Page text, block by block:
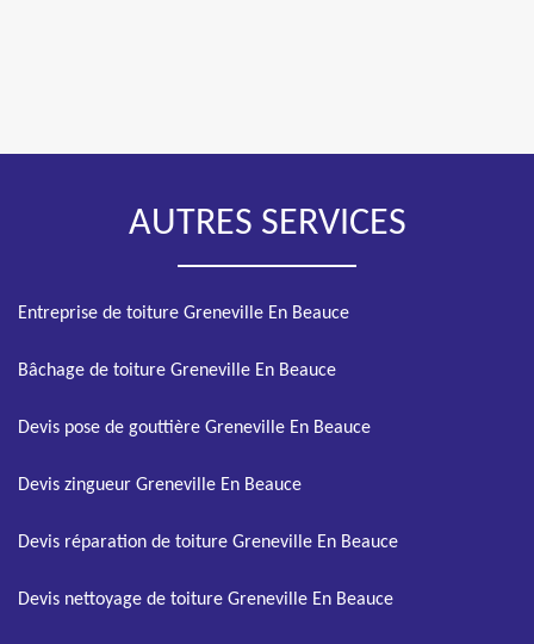
AUTRES SERVICES
Entreprise de toiture Greneville En Beauce
Bâchage de toiture Greneville En Beauce
Devis pose de gouttière Greneville En Beauce
Devis zingueur Greneville En Beauce
Devis réparation de toiture Greneville En Beauce
Devis nettoyage de toiture Greneville En Beauce